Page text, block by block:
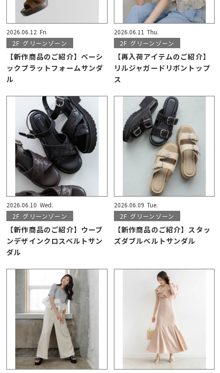
2026.06.12 Fri.
2F グリーンゾーン
【新作商品のご紹介】ベーシ
ックプラットフォームサンダ
ル
2026.06.11 Thu.
2F グリーンゾーン
【再入荷アイテムのご紹介】
リルジャガードリボントップ
ス
2026.06.10 Wed.
2F グリーンゾーン
【新作商品のご紹介】ウーブ
ンデザインクロスベルトサン
ダル
2026.06.09 Tue.
2F グリーンゾーン
【新作商品のご紹介】スタッ
ズダブルベルトサンダル